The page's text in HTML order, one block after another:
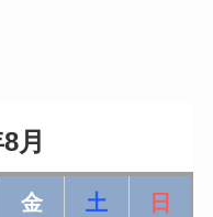
2026年8月
金 土 日